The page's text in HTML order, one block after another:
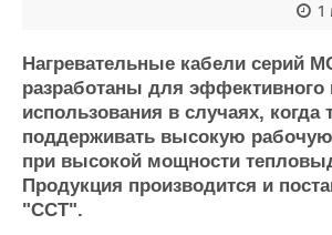
Судостроение
Пульс
Новости
Компании
Репутация
Работа
Торговая
Доска
Продажа флота
Оборудование
1
Нагревательные кабели серий
разработаны для эффективного
использования в случаях, когда
поддерживать высокую рабочую
при высокой мощности
Продукция производится и
"ССТ".